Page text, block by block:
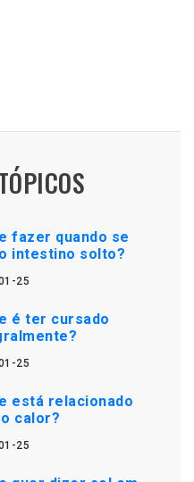
fazer quando se
intestino solto?
25
é ter cursado
25
está relacionado
calor?
25